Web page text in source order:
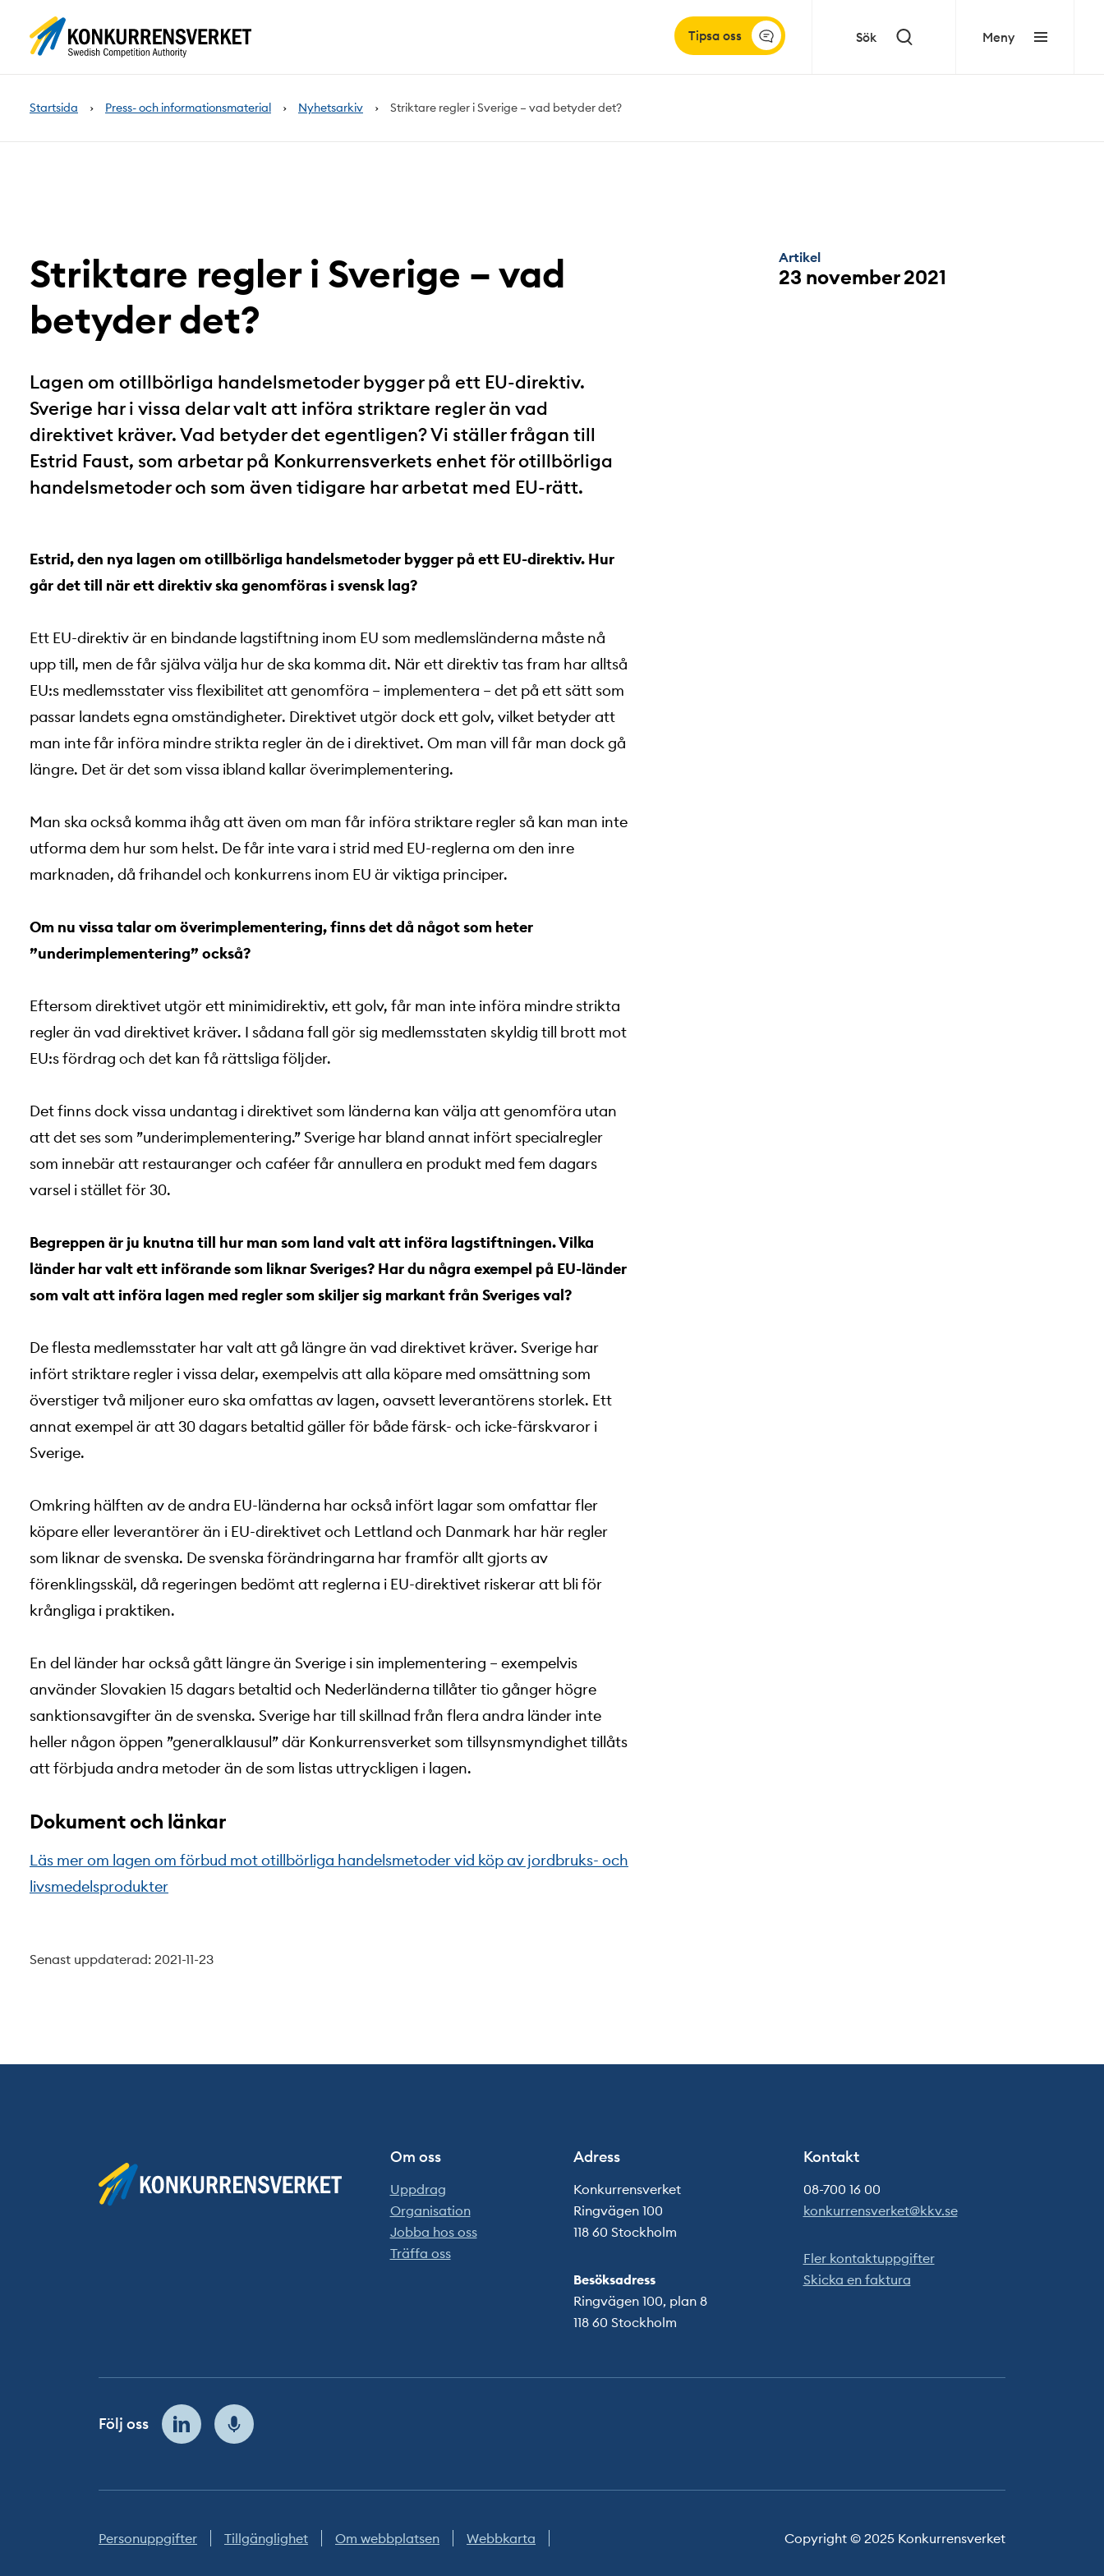
Tipsa oss Sök Meny
Startsida Press- och informationsmaterial Nyhetsarkiv Striktare regler i Sverige – vad betyder det?
Striktare regler i Sverige – vad
betyder det?
Lagen om otillbörliga handelsmetoder bygger på ett EU-direktiv.
Sverige har i vissa delar valt att införa striktare regler än vad
direktivet kräver. Vad betyder det egentligen? Vi ställer frågan till
Estrid Faust, som arbetar på Konkurrensverkets enhet för otillbörliga
handelsmetoder och som även tidigare har arbetat med EU-rätt.
Estrid, den nya lagen om otillbörliga handelsmetoder bygger på ett EU-direktiv. Hur
går det till när ett direktiv ska genomföras i svensk lag?
Ett EU-direktiv är en bindande lagstiftning inom EU som medlemsländerna måste nå
upp till, men de får själva välja hur de ska komma dit. När ett direktiv tas fram har alltså
EU:s medlemsstater viss flexibilitet att genomföra – implementera – det på ett sätt som
passar landets egna omständigheter. Direktivet utgör dock ett golv, vilket betyder att
man inte får införa mindre strikta regler än de i direktivet. Om man vill får man dock gå
längre. Det är det som vissa ibland kallar överimplementering.
Man ska också komma ihåg att även om man får införa striktare regler så kan man inte
utforma dem hur som helst. De får inte vara i strid med EU-reglerna om den inre
marknaden, då frihandel och konkurrens inom EU är viktiga principer.
Om nu vissa talar om överimplementering, finns det då något som heter
”underimplementering” också?
Eftersom direktivet utgör ett minimidirektiv, ett golv, får man inte införa mindre strikta
regler än vad direktivet kräver. I sådana fall gör sig medlemsstaten skyldig till brott mot
EU:s fördrag och det kan få rättsliga följder.
Det finns dock vissa undantag i direktivet som länderna kan välja att genomföra utan
att det ses som ”underimplementering.” Sverige har bland annat infört specialregler
som innebär att restauranger och caféer får annullera en produkt med fem dagars
varsel i stället för 30.
Begreppen är ju knutna till hur man som land valt att införa lagstiftningen. Vilka
länder har valt ett införande som liknar Sveriges? Har du några exempel på EU-länder
som valt att införa lagen med regler som skiljer sig markant från Sveriges val?
De flesta medlemsstater har valt att gå längre än vad direktivet kräver. Sverige har
infört striktare regler i vissa delar, exempelvis att alla köpare med omsättning som
överstiger två miljoner euro ska omfattas av lagen, oavsett leverantörens storlek. Ett
annat exempel är att 30 dagars betaltid gäller för både färsk- och icke-färskvaror i
Sverige.
Omkring hälften av de andra EU-länderna har också infört lagar som omfattar fler
köpare eller leverantörer än i EU-direktivet och Lettland och Danmark har här regler
som liknar de svenska. De svenska förändringarna har framför allt gjorts av
förenklingsskäl, då regeringen bedömt att reglerna i EU-direktivet riskerar att bli för
krångliga i praktiken.
En del länder har också gått längre än Sverige i sin implementering – exempelvis
använder Slovakien 15 dagars betaltid och Nederländerna tillåter tio gånger högre
sanktionsavgifter än de svenska. Sverige har till skillnad från flera andra länder inte
heller någon öppen ”generalklausul” där Konkurrensverket som tillsynsmyndighet tillåts
att förbjuda andra metoder än de som listas uttryckligen i lagen.
Dokument och länkar
Läs mer om lagen om förbud mot otillbörliga handelsmetoder vid köp av jordbruks- och
livsmedelsprodukter
Senast uppdaterad: 2021-11-23
Artikel
23 november 2021
Om oss
Uppdrag
Organisation
Jobba hos oss
Träffa oss
Adress
Konkurrensverket
Ringvägen 100
118 60 Stockholm
Besöksadress
Ringvägen 100, plan 8
118 60 Stockholm
Kontakt
08-700 16 00
konkurrensverket@kkv.se
Fler kontaktuppgifter
Skicka en faktura
Följ oss
Personuppgifter Tillgänglighet Om webbplatsen Webbkarta Copyright © 2025 Konkurrensverket